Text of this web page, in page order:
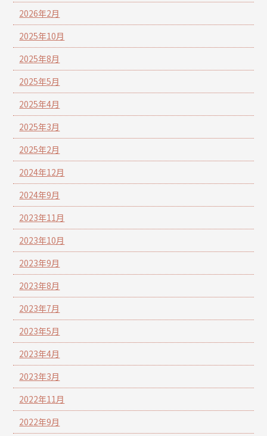
2026年2月
2025年10月
2025年8月
2025年5月
2025年4月
2025年3月
2025年2月
2024年12月
2024年9月
2023年11月
2023年10月
2023年9月
2023年8月
2023年7月
2023年5月
2023年4月
2023年3月
2022年11月
2022年9月